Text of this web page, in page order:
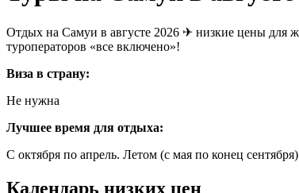
Отдых на Самуи в августе 2026 ✈ низкие цены для
туроператоров «все включено»!
Виза в страну:
Не нужна
Лучшее время для отдыха:
С октября по апрель. Летом (с мая по конец
Календарь низких цен